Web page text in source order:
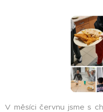
V měsíci červnu jsme s